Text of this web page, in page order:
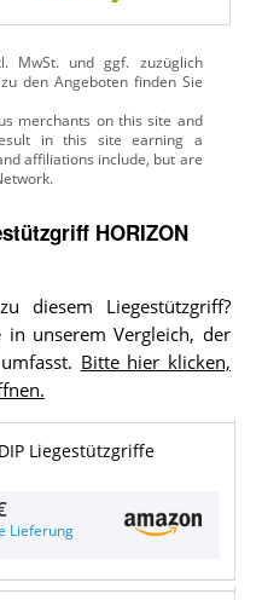
MwSt. und ggf. zuzüglich
den Angeboten finden Sie
HORIZON
diesem Liegestützgriff?
unserem Vergleich, der
Bitte hier klicken,
Liegestützgriffe
Lieferung